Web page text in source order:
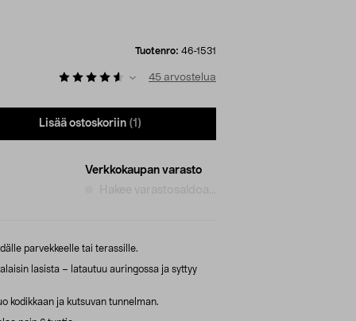
Tuotenro: 46-1531
45 arvostelua
Lisää ostoskoriin (1)
Verkkokaupan varasto
Hakee varastosaldoa...
parvekkeelle tai terassille.
lasista – latautuu auringossa ja syttyy
kodikkaan ja kutsuvan tunnelman.